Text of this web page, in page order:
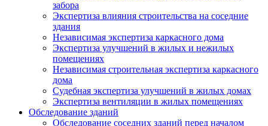
забора
Экспертиза влияния строительства на соседние
здания
Независимая экспертиза каркасного дома
Экспертиза улучшений в жилых и нежилых
помещениях
Независимая строительная экспертиза каркасного
дома
Судебная экспертиза улучшений в жилых домах
Экспертиза вентиляции в жилых помещениях
Обследование зданий
Обследование соседних зданий перед началом